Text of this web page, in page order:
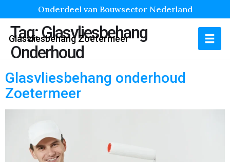
Onderdeel van Bouwsector Nederland
Glasvliesbehang Zoetermeer
Tag:Glasvliesbehang
Onderhoud
Glasvliesbehang onderhoud
Zoetermeer